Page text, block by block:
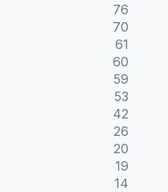
76
70
61
60
59
53
42
26
20
19
14